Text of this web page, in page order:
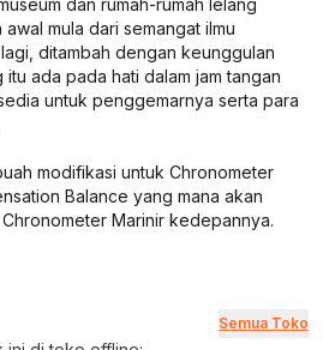
mula dari semangat ilmu
ditambah dengan keunggulan
ada pada hati dalam jam tangan
untuk penggemarnya serta para
modifikasi untuk Chronometer
Balance yang mana akan
Marinir kedepannya.
Semua Toko